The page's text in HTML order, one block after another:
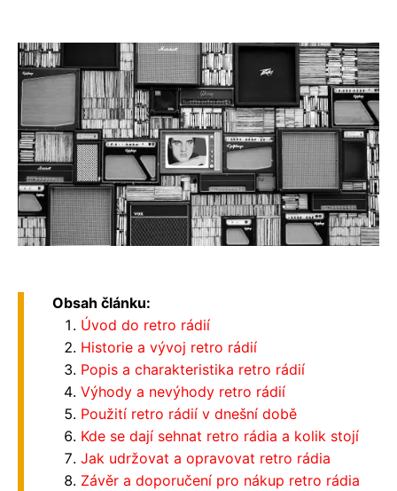
Obsah článku:
Úvod do retro rádií
Historie a vývoj retro rádií
Popis a charakteristika retro rádií
Výhody a nevýhody retro rádií
Použití retro rádií v dnešní době
Kde se dají sehnat retro rádia a kolik stojí
Jak udržovat a opravovat retro rádia
Závěr a doporučení pro nákup retro rádia